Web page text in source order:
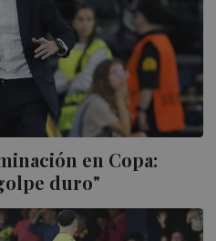
en Copa:
duro"